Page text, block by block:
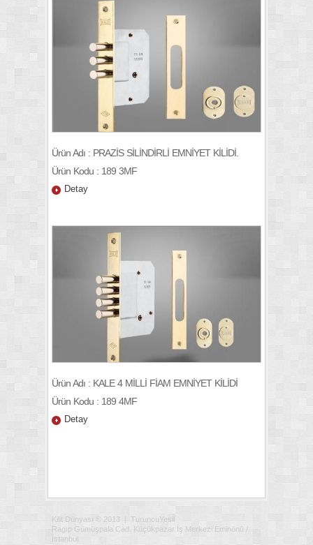
Ürün Adı : PRAZİS SİLİNDİRLİ EMNİYET KİLİDİ.
Ürün Kodu : 189 3MF
Detay
Ürün Adı : KALE 4 MİLLİ FİAM EMNİYET KİLİDİ
Ürün Kodu : 189 4MF
Detay
Kilit Dünyası © 2013 | TuruncuYesil
Ragıp Gümüşpala Cad. Küçükpazar İş Merkezi Eminönü /
İstanbul